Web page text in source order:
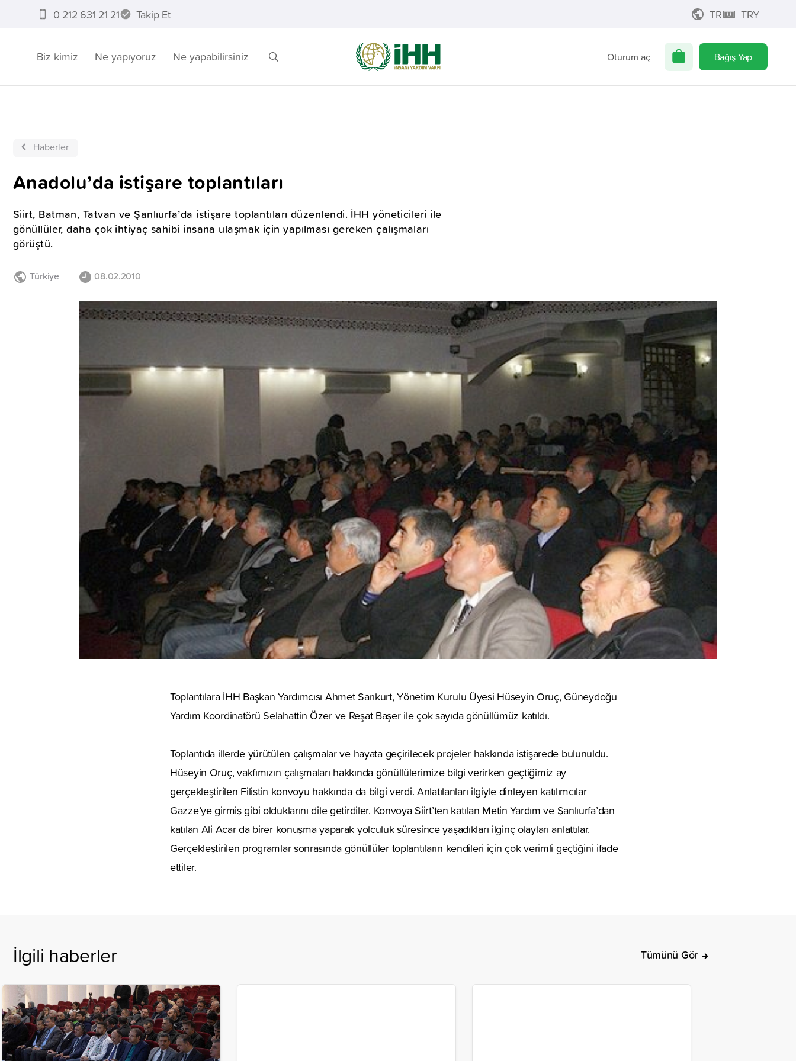
0 212 631 21 21 Takip Et TR TRY
Biz kimiz Ne yapıyoruz Ne yapabilirsiniz Oturum aç Bağış Yap
Haberler
Anadolu’da istişare toplantıları
Siirt, Batman, Tatvan ve Şanlıurfa’da istişare toplantıları düzenlendi. İHH yöneticileri ile
gönüllüler, daha çok ihtiyaç sahibi insana ulaşmak için yapılması gereken çalışmaları
görüştü.
Türkiye 08.02.2010
Toplantılara İHH Başkan Yardımcısı Ahmet Sarıkurt, Yönetim Kurulu Üyesi Hüseyin Oruç, Güneydoğu
Yardım Koordinatörü Selahattin Özer ve Reşat Başer ile çok sayıda gönüllümüz katıldı.
Toplantıda illerde yürütülen çalışmalar ve hayata geçirilecek projeler hakkında istişarede bulunuldu.
Hüseyin Oruç, vakfımızın çalışmaları hakkında gönüllülerimize bilgi verirken geçtiğimiz ay
gerçekleştirilen Filistin konvoyu hakkında da bilgi verdi. Anlatılanları ilgiyle dinleyen katılımcılar
Gazze’ye girmiş gibi olduklarını dile getirdiler. Konvoya Siirt’ten katılan Metin Yardım ve Şanlıurfa’dan
katılan Ali Acar da birer konuşma yaparak yolculuk süresince yaşadıkları ilginç olayları anlattılar.
Gerçekleştirilen programlar sonrasında gönüllüler toplantıların kendileri için çok verimli geçtiğini ifade
ettiler.
İlgili haberler Tümünü Gör